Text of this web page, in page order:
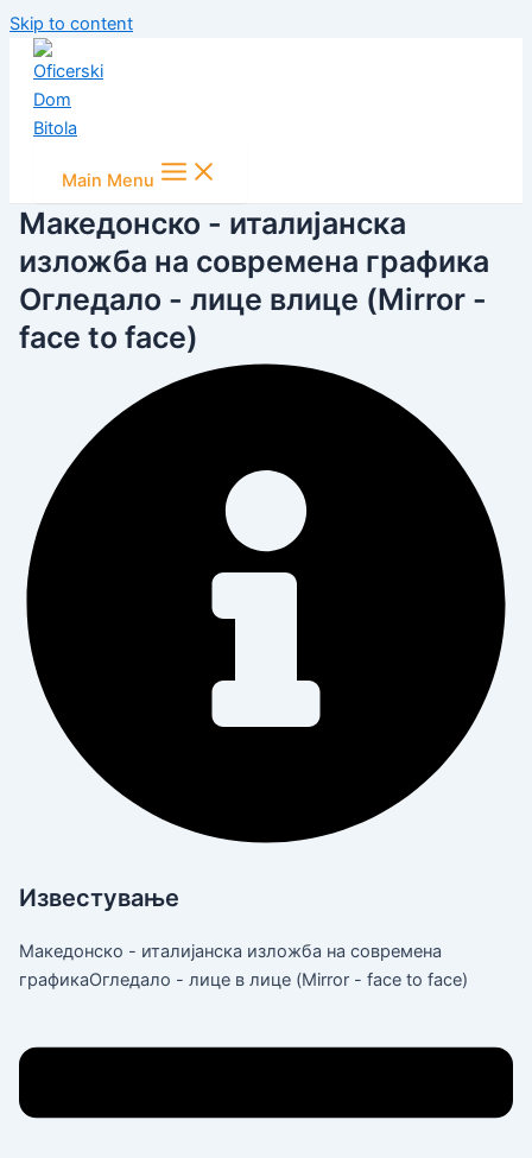
Skip to content
Main Menu
Македонско - италијанска
изложба на современа графика
Огледало - лице влице (Mirror -
face to face)
Известување
Македонско - италијанска изложба на современа
графикаОгледало - лице в лице (Mirror - face to face)